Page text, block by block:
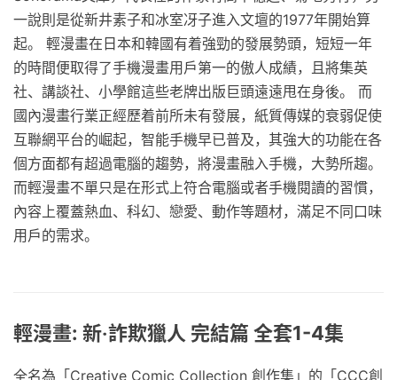
一說則是從新井素子和冰室冴子進入文壇的1977年開始算
起。 輕漫畫在日本和韓國有着強勁的發展勢頭，短短一年
的時間便取得了手機漫畫用戶第一的傲人成績，且將集英
社、講談社、小學館這些老牌出版巨頭遠遠甩在身後。 而
國內漫畫行業正經歷着前所未有發展，紙質傳媒的衰弱促使
互聯網平台的崛起，智能手機早已普及，其強大的功能在各
個方面都有超過電腦的趨勢，將漫畫融入手機，大勢所趨。
而輕漫畫不單只是在形式上符合電腦或者手機閱讀的習慣，
內容上覆蓋熱血、科幻、戀愛、動作等題材，滿足不同口味
用戶的需求。
輕漫畫: 新‧詐欺獵人 完結篇 全套1-4集
全名為「Creative Comic Collection 創作集」的「CCC創